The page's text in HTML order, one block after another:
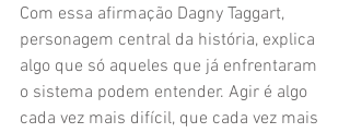
Com essa afirmação Dagny Taggart,
personagem central da história, explica
algo que só aqueles que já enfrentaram
o sistema podem entender. Agir é algo
cada vez mais difícil, que cada vez mais